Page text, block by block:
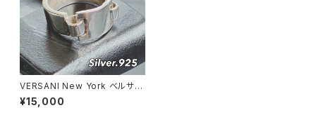
VERSANI New York ベルサー
ニ｜シルバー925リング｜プレ
ートデザイン 指輪｜シルバー92
¥15,000